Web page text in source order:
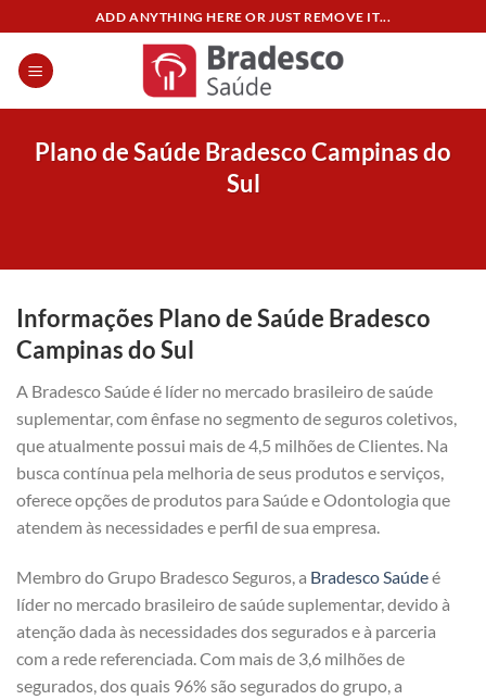
content
ADD ANYTHING HERE OR JUST REMOVE IT...
Plano de Saúde Bradesco Campinas do
Sul
Informações Plano de Saúde Bradesco
Campinas do Sul
A Bradesco Saúde é líder no mercado brasileiro de saúde
suplementar, com ênfase no segmento de seguros coletivos,
que atualmente possui mais de 4,5 milhões de Clientes. Na
busca contínua pela melhoria de seus produtos e serviços,
oferece opções de produtos para Saúde e Odontologia que
atendem às necessidades e perfil de sua empresa.
Membro do Grupo Bradesco Seguros, a Bradesco Saúdeé
líder no mercado brasileiro de saúde suplementar, devido à
atenção dada às necessidades dos segurados e à parceria
com a rede referenciada. Com mais de 3,6 milhões de
segurados, dos quais 96% são segurados do grupo, a